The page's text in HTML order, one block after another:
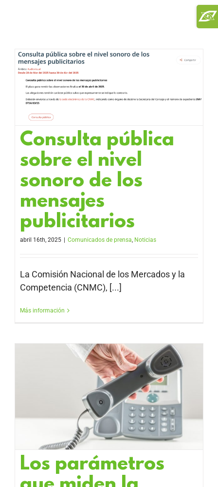
Consulta pública
sobre el nivel
sonoro de los
mensajes
publicitarios
abril 16th, 2025 Comunicados de prensa, Noticias
La Comisión Nacional de los Mercados y la
Competencia (CNMC), [...]
Más información
Los parámetros